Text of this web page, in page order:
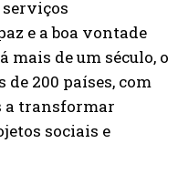
e a boa vontade
mais de um século, o
200 países, com
a transformar
sociais e